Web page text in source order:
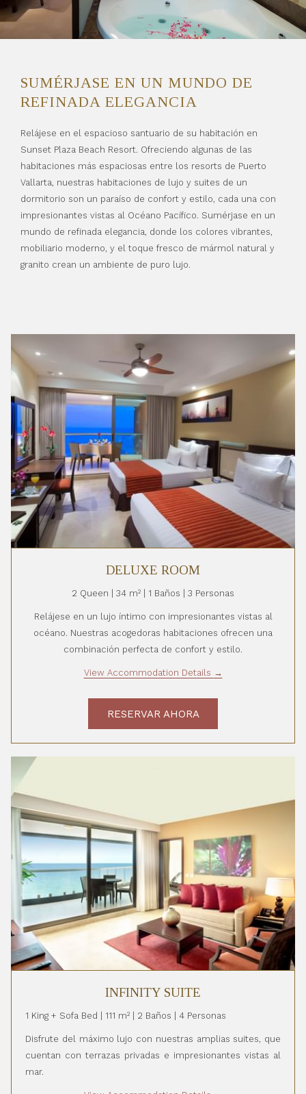
SUMÉRJASE EN UN MUNDO DE
REFINADA ELEGANCIA
Relájese en el espacioso santuario de su habitación en
Sunset Plaza Beach Resort. Ofreciendo algunas de las
habitaciones más espaciosas entre los resorts de Puerto
Vallarta, nuestras habitaciones de lujo y suites de un
dormitorio son un paraíso de confort y estilo, cada una con
impresionantes vistas al Océano Pacífico. Sumérjase en un
mundo de refinada elegancia, donde los colores vibrantes,
mobiliario moderno, y el toque fresco de mármol natural y
granito crean un ambiente de puro lujo.
DELUXE ROOM
2 Queen | 34 m² | 1 Baños | 3 Personas
Relájese en un lujo íntimo con impresionantes vistas al
océano. Nuestras acogedoras habitaciones ofrecen una
combinación perfecta de confort y estilo.
View Accommodation Details
RESERVAR AHORA
INFINITY SUITE
1 King + Sofa Bed | 111 m² | 2 Baños | 4 Personas
Disfrute del máximo lujo con nuestras amplias suites, que
cuentan con terrazas privadas e impresionantes vistas al
mar.